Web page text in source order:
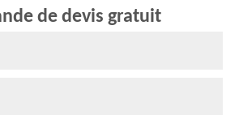
de devis gratuit